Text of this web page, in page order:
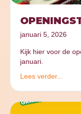
januari 5, 2026
Kijk hier voor de
januari.
Lees verder...